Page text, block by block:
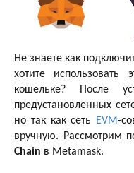
Не знаете как
хотите
кошельке? После
предустановленных
но так как сеть
EVM-
вручную. Рассмотрим
Chain в Metamask.